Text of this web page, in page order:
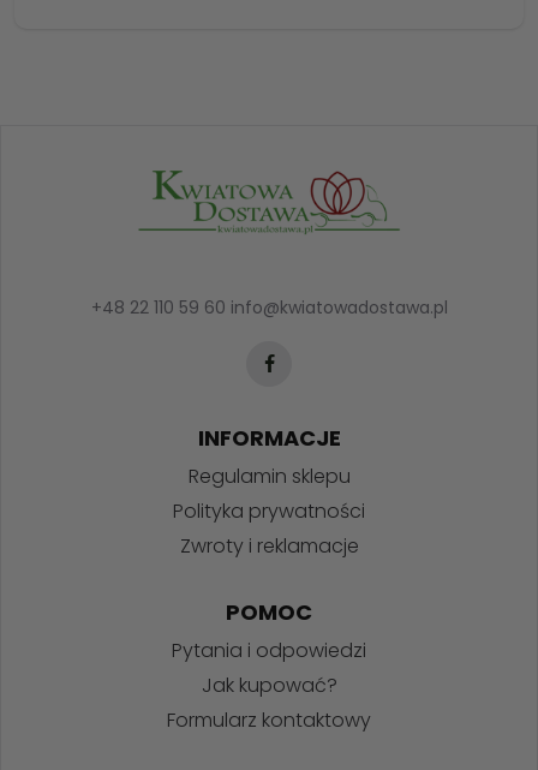
+48 22 110 59 60 info@kwiatowadostawa.pl
INFORMACJE
Regulamin sklepu
Polityka prywatności
Zwroty i reklamacje
POMOC
Pytania i odpowiedzi
Jak kupować?
Formularz kontaktowy